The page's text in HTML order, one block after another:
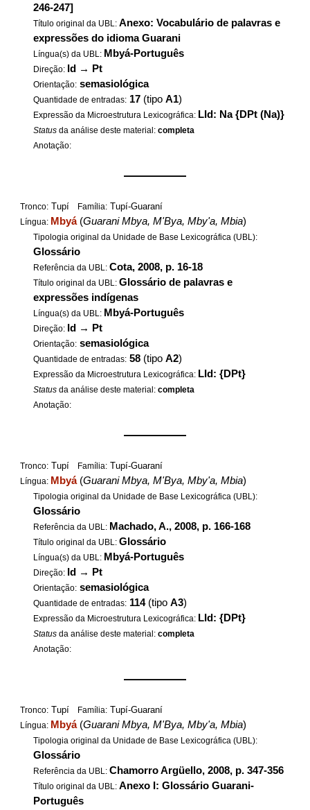
246-247]
Título original da UBL:Anexo: Vocabulário de palavras e
expressões do idioma Guarani
Língua(s) da UBL: Mbyá-Português
Direção: Id → Pt
Orientação: semasiológica
Quantidade de entradas: 17 (tipoA1)
Expressão da Microestrutura Lexicográfica: LId: Na {DPt (Na)}
Status da análise deste material:completa
Anotação:
——————
Tronco: Tupí Família: Tupí-Guaraní
Língua: Mbyá(Guarani Mbya, M'Bya, Mby'a, Mbia)
Tipologia original da Unidade de Base Lexicográfica (UBL):
Glossário
Referência da UBL:Cota, 2008, p. 16-18
Título original da UBL:Glossário de palavras e
expressões indígenas
Língua(s) da UBL: Mbyá-Português
Direção: Id → Pt
Orientação: semasiológica
Quantidade de entradas: 58 (tipoA2)
Expressão da Microestrutura Lexicográfica: LId: {DPt}
Status da análise deste material:completa
Anotação:
——————
Tronco: Tupí Família: Tupí-Guaraní
Língua: Mbyá(Guarani Mbya, M'Bya, Mby'a, Mbia)
Tipologia original da Unidade de Base Lexicográfica (UBL):
Glossário
Referência da UBL: Machado, A., 2008, p. 166-168
Título original da UBL:Glossário
Língua(s) da UBL: Mbyá-Português
Direção: Id → Pt
Orientação: semasiológica
Quantidade de entradas: 114(tipoA3)
Expressão da Microestrutura Lexicográfica: LId: {DPt}
Status da análise deste material:completa
Anotação:
——————
Tronco: Tupí Família: Tupí-Guaraní
Língua: Mbyá(Guarani Mbya, M'Bya, Mby'a, Mbia)
Tipologia original da Unidade de Base Lexicográfica (UBL):
Glossário
Referência da UBL:Chamorro Argüello, 2008, p. 347-356
Título original da UBL:Anexo I: Glossário Guarani-
Português